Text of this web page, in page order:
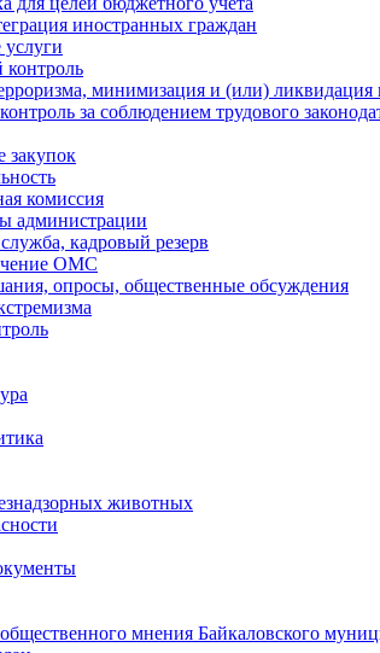
иностранных граждан
минимизация и (или) ликвидация
за соблюдением трудового
закупок
комиссия
администрации
кадровый резерв
ОМС
опросы, общественные обсуждения
животных
мнения Байкаловского